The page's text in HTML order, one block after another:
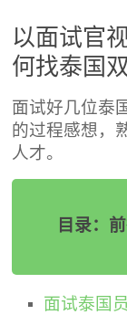
以面试官
何找泰国
面试好几位泰
的过程感想，
人才。
目录：
面试泰国